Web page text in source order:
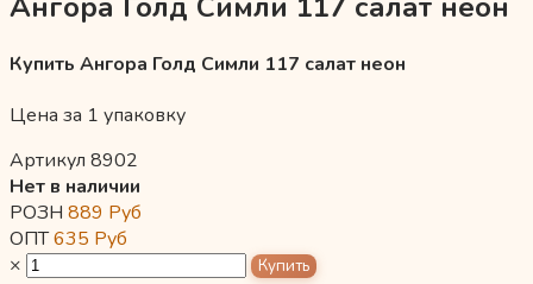
Купить Ангора Голд Симли 117 салат неон
Цена за 1 упаковку
Артикул 8902
Нет в наличии
РОЗН 889 Руб
ОПТ635 Руб
×